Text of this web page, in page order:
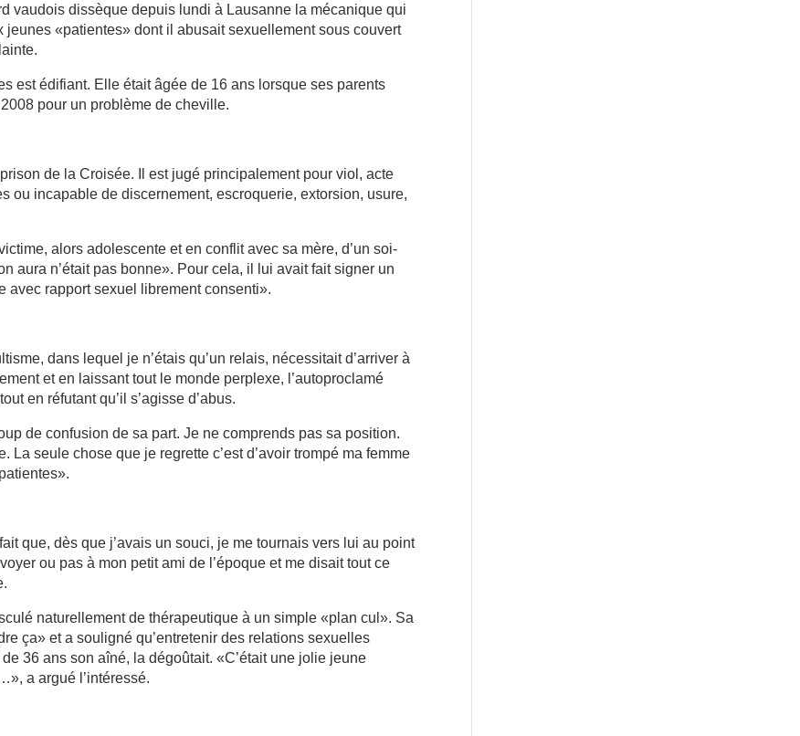
vaudois dissèque depuis lundi à Lausanne la mécanique qui
«patientes» dont il abusait sexuellement sous couvert
est édifiant. Elle était âgée de 16 ans lorsque ses parents
pour un problème de cheville.
de la Croisée. Il est jugé principalement pour viol, acte
ou incapable de discernement, escroquerie, extorsion, usure,
alors adolescente et en conflit avec sa mère, d’un soi-
aura n’était pas bonne». Pour cela, il lui avait fait signer un
avec rapport sexuel librement consenti».
dans lequel je n’étais qu’un relais, nécessitait d’arriver à
et en laissant tout le monde perplexe, l’autoproclamé
en réfutant qu’il s’agisse d’abus.
de confusion de sa part. Je ne comprends pas sa position.
La seule chose que je regrette c’est d’avoir trompé ma femme
que, dès que j’avais un souci, je me tournais vers lui au point
ou pas à mon petit ami de l’époque et me disait tout ce
naturellement de thérapeutique à un simple «plan cul». Sa
ça» et a souligné qu’entretenir des relations sexuelles
36 ans son aîné, la dégoûtait. «C’était une jolie jeune
a argué l’intéressé.